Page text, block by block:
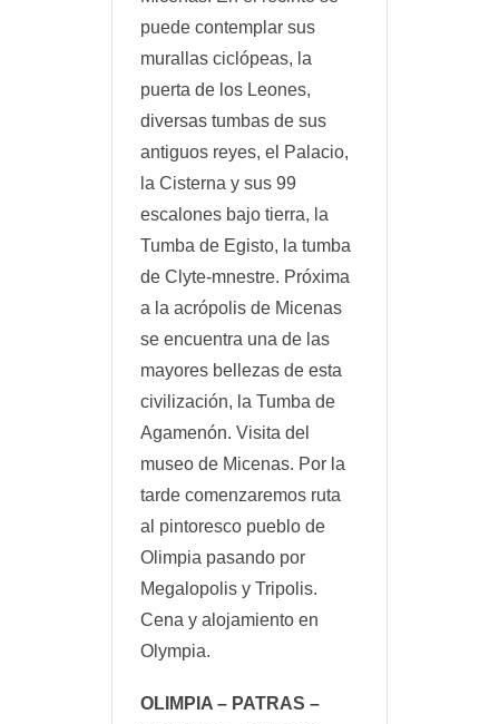
puede contemplar sus
murallas ciclópeas, la
puerta de los Leones,
diversas tumbas de sus
antiguos reyes, el Palacio,
la Cisterna y sus 99
escalones bajo tierra, la
Tumba de Egisto, la tumba
de Clyte-mnestre. Próxima
a la acrópolis de Micenas
se encuentra una de las
mayores bellezas de esta
civilización, la Tumba de
Agamenón. Visita del
museo de Micenas. Por la
tarde comenzaremos ruta
al pintoresco pueblo de
Olimpia pasando por
Megalopolis y Tripolis.
Cena y alojamiento en
Olympia.
OLIMPIA – PATRAS –